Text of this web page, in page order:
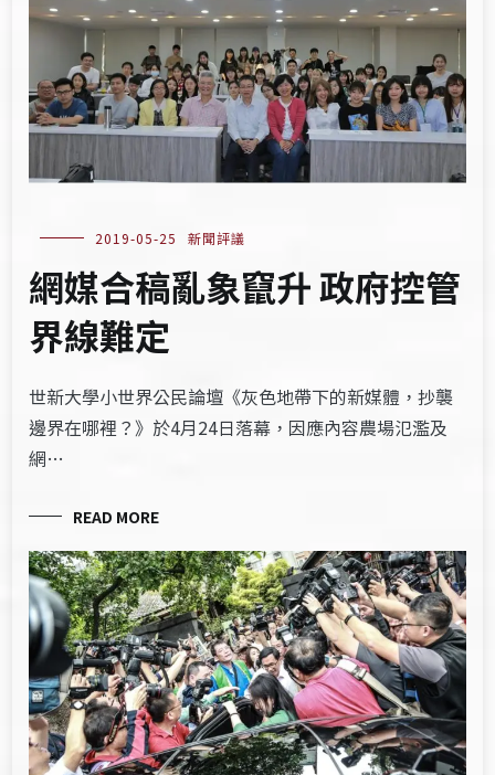
2019-05-25 新聞評議
網媒合稿亂象竄升 政府控管
界線難定
世新大學小世界公民論壇《灰色地帶下的新媒體，抄襲
邊界在哪裡？》於4月24日落幕，因應內容農場氾濫及
網…
READ MORE